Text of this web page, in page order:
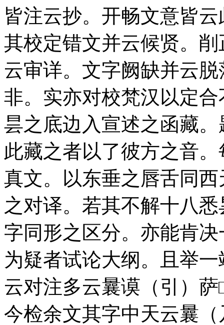
皆注云抄。开畅文意皆
其校定错文并云候贤。
云审详。文字阙缺并云
非。实亦对校梵汉以定
昙之底边入宣述之函藏
此藏之者以了彼方之音
真文。以东垂之唇舌同
之对译。若其不解十八
字同形之区分。亦能肯
为疑者试论大纲。且举
云对注多云曩谟（引）
今检余文其字中天云曩